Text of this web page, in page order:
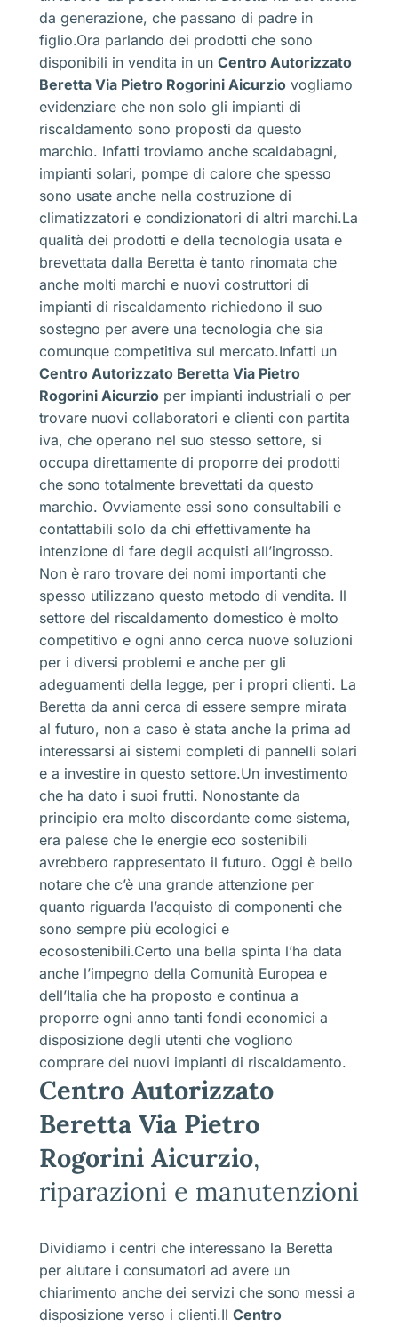
da generazione, che passano di padre in
figlio.Ora parlando dei prodotti che sono
disponibili in vendita in un Centro Autorizzato
Beretta Via Pietro Rogorini Aicurzio vogliamo
evidenziare che non solo gli impianti di
riscaldamento sono proposti da questo
marchio. Infatti troviamo anche scaldabagni,
impianti solari, pompe di calore che spesso
sono usate anche nella costruzione di
climatizzatori e condizionatori di altri marchi.La
qualità dei prodotti e della tecnologia usata e
brevettata dalla Beretta è tanto rinomata che
anche molti marchi e nuovi costruttori di
impianti di riscaldamento richiedono il suo
sostegno per avere una tecnologia che sia
comunque competitiva sul mercato.Infatti un
Centro Autorizzato Beretta Via Pietro
Rogorini Aicurzio per impianti industriali o per
trovare nuovi collaboratori e clienti con partita
iva, che operano nel suo stesso settore, si
occupa direttamente di proporre dei prodotti
che sono totalmente brevettati da questo
marchio. Ovviamente essi sono consultabili e
contattabili solo da chi effettivamente ha
intenzione di fare degli acquisti all’ingrosso.
Non è raro trovare dei nomi importanti che
spesso utilizzano questo metodo di vendita. Il
settore del riscaldamento domestico è molto
competitivo e ogni anno cerca nuove soluzioni
per i diversi problemi e anche per gli
adeguamenti della legge, per i propri clienti. La
Beretta da anni cerca di essere sempre mirata
al futuro, non a caso è stata anche la prima ad
interessarsi ai sistemi completi di pannelli solari
e a investire in questo settore.Un investimento
che ha dato i suoi frutti. Nonostante da
principio era molto discordante come sistema,
era palese che le energie eco sostenibili
avrebbero rappresentato il futuro. Oggi è bello
notare che c’è una grande attenzione per
quanto riguarda l’acquisto di componenti che
sono sempre più ecologici e
ecosostenibili.Certo una bella spinta l’ha data
anche l’impegno della Comunità Europea e
dell’Italia che ha proposto e continua a
proporre ogni anno tanti fondi economici a
disposizione degli utenti che vogliono
comprare dei nuovi impianti di riscaldamento.
Centro Autorizzato
Beretta Via Pietro
Rogorini Aicurzio,
riparazioni e manutenzioni
Dividiamo i centri che interessano la Beretta
per aiutare i consumatori ad avere un
chiarimento anche dei servizi che sono messi a
disposizione verso i clienti.Il Centro